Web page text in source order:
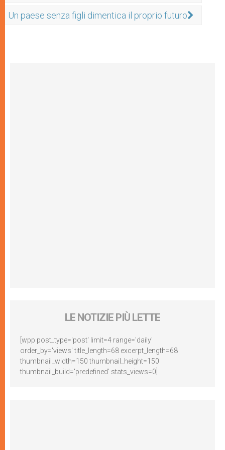
Un paese senza figli dimentica il proprio futuro
LE NOTIZIE PIÙ LETTE
[wpp post_type='post' limit=4 range='daily'
order_by='views' title_length=68 excerpt_length=68
thumbnail_width=150 thumbnail_height=150
thumbnail_build='predefined' stats_views=0]